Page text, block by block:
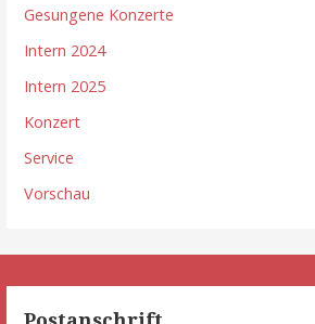
Gesungene Konzerte
Intern 2024
Intern 2025
Konzert
Service
Vorschau